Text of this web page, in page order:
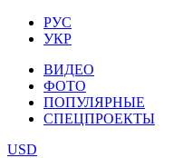
РУС
УКР
ВИДЕО
ФОТО
ПОПУЛЯРНЫЕ
СПЕЦПРОЕКТЫ
USD